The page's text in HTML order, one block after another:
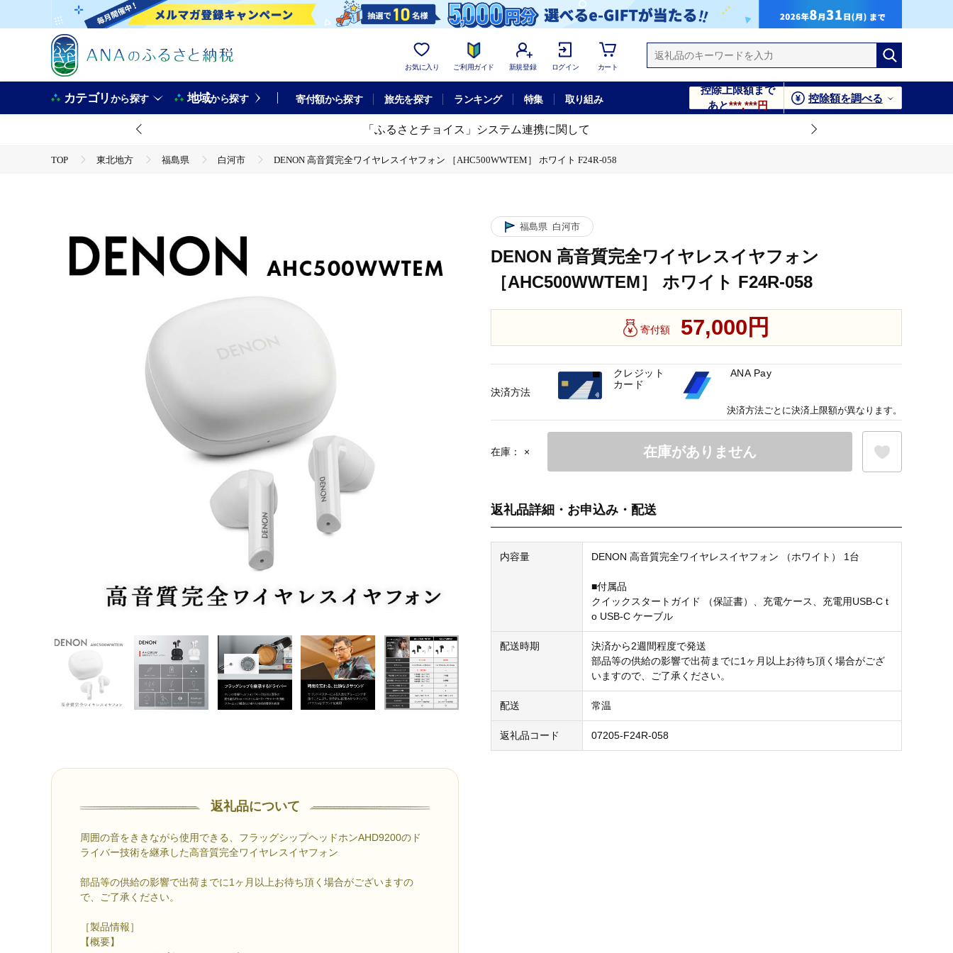
お気に入り ご利用ガイド 新規登録 ログイン カート
カテゴリから探す 地域から探す 寄付額から探す 旅先を探す ランキング 特集 取り組み
控除上限額まで
あと***,***円
控除額を調べる
「ふるさとチョイス」システム連携に関して
TOP 東北地方 福島県 白河市 DENON 高音質完全ワイヤレスイヤフォン ［AHC500WWTEM］ ホワイト F24R-058
返礼品について
周囲の音をききながら使用できる、フラッグシップヘッドホンAHD9200のド
ライバー技術を継承した高音質完全ワイヤレスイヤフォン
部品等の供給の影響で出荷までに1ヶ月以上お待ち頂く場合がございますの
で、ご了承ください。
［製品情報］
【概要】
福島県 白河市
DENON 高音質完全ワイヤレスイヤフォン
［AHC500WWTEM］ ホワイト F24R-058
寄付額 57,000円
在庫： × 在庫がありません
返礼品詳細・お申込み・配送
内容量 DENON 高音質完全ワイヤレスイヤフォン （ホワイト） 1台
■付属品
クイックスタートガイド （保証書）、充電ケース、充電用USB-C t
o USB-C ケーブル
配送時期
決済から2週間程度で発送
部品等の供給の影響で出荷までに1ヶ月以上お待ち頂く場合がござ
いますので、ご了承ください。
配送 常温
返礼品コード 07205-F24R-058
決済方法
クレジット
カード
ANA Pay
決済方法ごとに決済上限額が異なります。